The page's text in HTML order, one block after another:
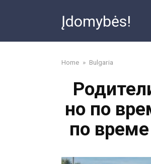
Įdomybės!
Home » Bulgaria
но по
по